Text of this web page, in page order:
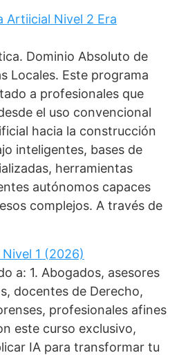
Artiicial Nivel 2 Era
Dominio Absoluto de
Locales. Este programa
a profesionales que
el uso convencional
hacia la construcción
inteligentes, bases de
herramientas
autónomos capaces
complejos. A través de
1 (2026)
a: 1. Abogados, asesores
docentes de Derecho,
profesionales afines
este curso exclusivo,
IA para transformar tu